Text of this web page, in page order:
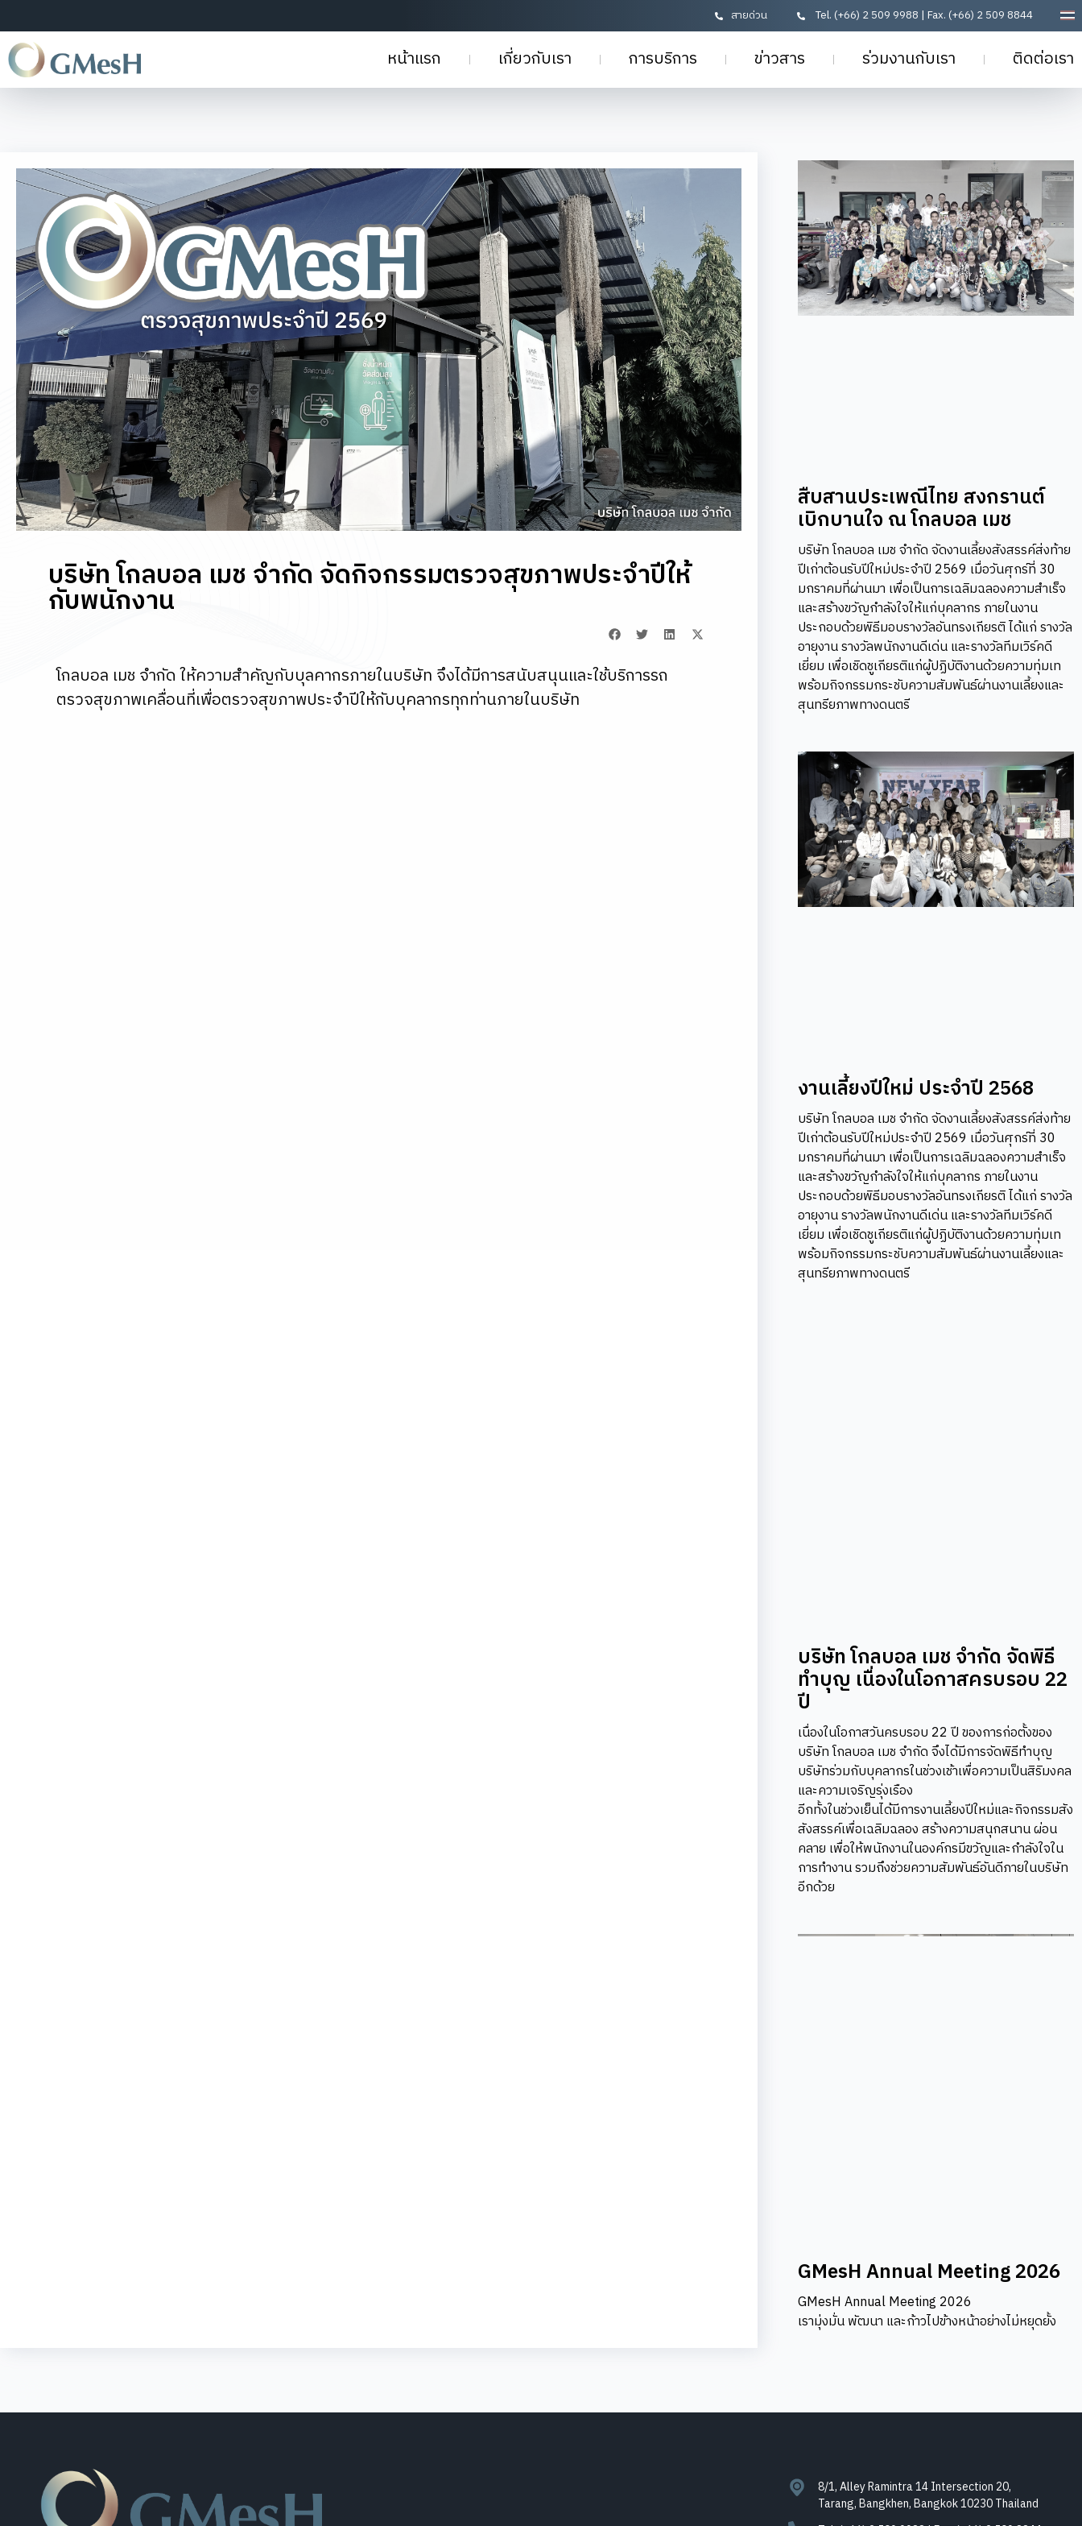
สายด่วน Tel. (+66) 2 509 9988 | Fax. (+66) 2 509 8844
หน้าแรก เกี่ยวกับเรา การบริการ ข่าวสาร ร่วมงานกับเรา ติดต่อเรา
บริษัท โกลบอล เมช จํากัด จัดกิจกรรมตรวจสุขภาพประจําปีให้
กับพนักงาน
โกลบอล เมช จำกัด ให้ความสำคัญกับบุลคากรภายในบริษัท จึงได้มีการสนับสนุนและใช้บริการรถ
ตรวจสุขภาพเคลื่อนที่เพื่อตรวจสุขภาพประจำปีให้กับบุคลากรทุกท่านภายในบริษัท
สืบสานประเพณีไทย สงกรานต์
เบิกบานใจ ณ โกลบอล เมช
บริษัท โกลบอล เมช จำกัด จัดงานเลี้ยงสังสรรค์ส่งท้าย
ปีเก่าต้อนรับปีใหม่ประจำปี 2569 เมื่อวันศุกร์ที่ 30
มกราคมที่ผ่านมา เพื่อเป็นการเฉลิมฉลองความสำเร็จ
และสร้างขวัญกำลังใจให้แก่บุคลากร ภายในงาน
ประกอบด้วยพิธีมอบรางวัลอันทรงเกียรติ ได้แก่ รางวัล
อายุงาน รางวัลพนักงานดีเด่น และรางวัลทีมเวิร์คดี
เยี่ยม เพื่อเชิดชูเกียรติแก่ผู้ปฏิบัติงานด้วยความทุ่มเท
พร้อมกิจกรรมกระชับความสัมพันธ์ผ่านงานเลี้ยงและ
สุนทรียภาพทางดนตรี
งานเลี้ยงปีใหม่ ประจำปี 2568
บริษัท โกลบอล เมช จำกัด จัดงานเลี้ยงสังสรรค์ส่งท้าย
ปีเก่าต้อนรับปีใหม่ประจำปี 2569 เมื่อวันศุกร์ที่ 30
มกราคมที่ผ่านมา เพื่อเป็นการเฉลิมฉลองความสำเร็จ
และสร้างขวัญกำลังใจให้แก่บุคลากร ภายในงาน
ประกอบด้วยพิธีมอบรางวัลอันทรงเกียรติ ได้แก่ รางวัล
อายุงาน รางวัลพนักงานดีเด่น และรางวัลทีมเวิร์คดี
เยี่ยม เพื่อเชิดชูเกียรติแก่ผู้ปฏิบัติงานด้วยความทุ่มเท
พร้อมกิจกรรมกระชับความสัมพันธ์ผ่านงานเลี้ยงและ
สุนทรียภาพทางดนตรี
บริษัท โกลบอล เมช จำกัด จัดพิธี
ทำบุญ เนื่องในโอกาสครบรอบ 22
ปี
เนื่องในโอกาสวันครบรอบ 22 ปี ของการก่อตั้งของ
บริษัท โกลบอล เมช จำกัด จึงได้มีการจัดพิธีทำบุญ
บริษัทร่วมกับบุคลากรในช่วงเช้าเพื่อความเป็นสิริมงคล
และความเจริญรุ่งเรือง
อีกทั้งในช่วงเย็นได้มีการงานเลี้ยงปีใหม่และกิจกรรมสัง
สังสรรค์เพื่อเฉลิมฉลอง สร้างความสนุกสนาน ผ่อน
คลาย เพื่อให้พนักงานในองค์กรมีขวัญและกำลังใจใน
การทำงาน รวมถึงช่วยความสัมพันธ์อันดีภายในบริษัท
อีกด้วย
GMesH Annual Meeting 2026
GMesH Annual Meeting 2026
เรามุ่งมั่น พัฒนา และก้าวไปข้างหน้าอย่างไม่หยุดยั้ง
8/1, Alley Ramintra 14 Intersection 20,
Tarang, Bangkhen, Bangkok 10230 Thailand